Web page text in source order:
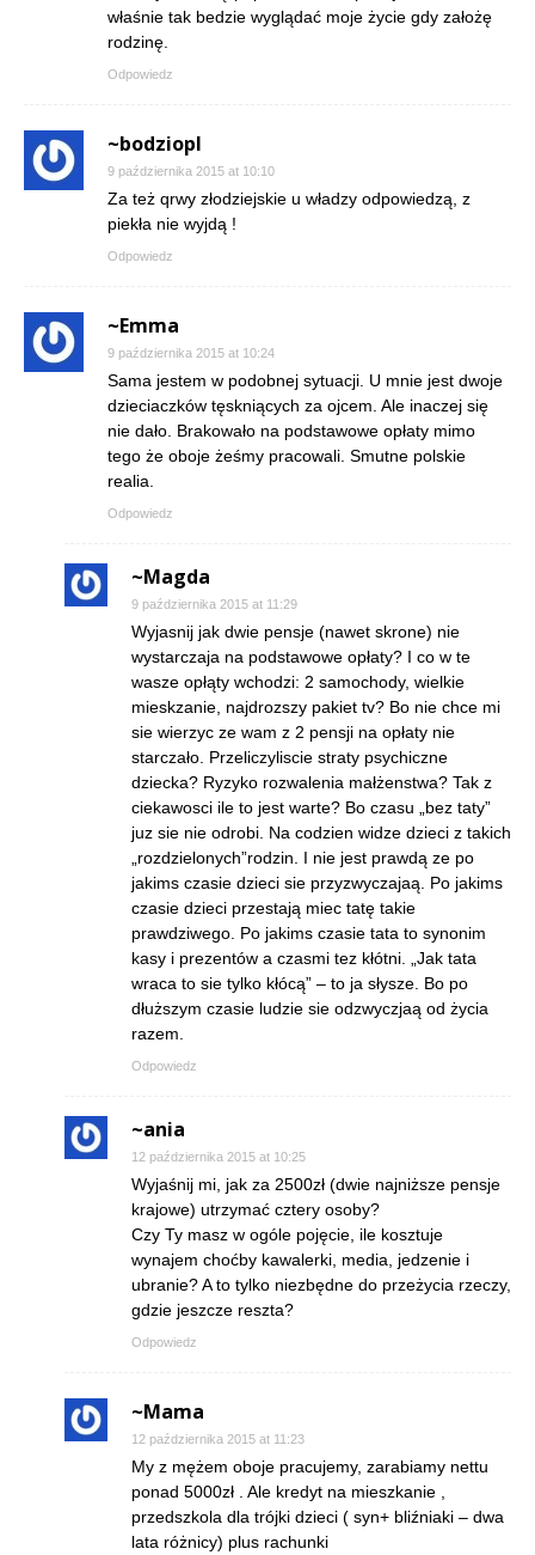
właśnie tak bedzie wyglądać moje życie gdy założę
rodzinę.
Odpowiedz
~bodziopl
9 października 2015 at 10:10
Za też qrwy złodziejskie u władzy odpowiedzą, z
piekła nie wyjdą !
Odpowiedz
~Emma
9 października 2015 at 10:24
Sama jestem w podobnej sytuacji. U mnie jest dwoje
dzieciaczków tęskniących za ojcem. Ale inaczej się
nie dało. Brakowało na podstawowe opłaty mimo
tego że oboje żeśmy pracowali. Smutne polskie
realia.
Odpowiedz
~Magda
9 października 2015 at 11:29
Wyjasnij jak dwie pensje (nawet skrone) nie
wystarczaja na podstawowe opłaty? I co w te
wasze opłąty wchodzi: 2 samochody, wielkie
mieskzanie, najdrozszy pakiet tv? Bo nie chce mi
sie wierzyc ze wam z 2 pensji na opłaty nie
starczało. Przeliczyliscie straty psychiczne
dziecka? Ryzyko rozwalenia małżenstwa? Tak z
ciekawosci ile to jest warte? Bo czasu „bez taty”
juz sie nie odrobi. Na codzien widze dzieci z takich
„rozdzielonych”rodzin. I nie jest prawdą ze po
jakims czasie dzieci sie przyzwyczajaą. Po jakims
czasie dzieci przestają miec tatę takie
prawdziwego. Po jakims czasie tata to synonim
kasy i prezentów a czasmi tez kłótni. „Jak tata
wraca to sie tylko kłócą” – to ja słysze. Bo po
dłuższym czasie ludzie sie odzwyczjaą od życia
razem.
Odpowiedz
~ania
12 października 2015 at 10:25
Wyjaśnij mi, jak za 2500zł (dwie najniższe pensje
krajowe) utrzymać cztery osoby?
Czy Ty masz w ogóle pojęcie, ile kosztuje
wynajem choćby kawalerki, media, jedzenie i
ubranie? A to tylko niezbędne do przeżycia rzeczy,
gdzie jeszcze reszta?
Odpowiedz
~Mama
12 października 2015 at 11:23
My z mężem oboje pracujemy, zarabiamy nettu
ponad 5000zł . Ale kredyt na mieszkanie ,
przedszkola dla trójki dzieci ( syn+ bliźniaki – dwa
lata różnicy) plus rachunki